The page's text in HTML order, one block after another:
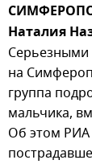
Наталия
Серьезными
на
группа
мальчика,
Об этом